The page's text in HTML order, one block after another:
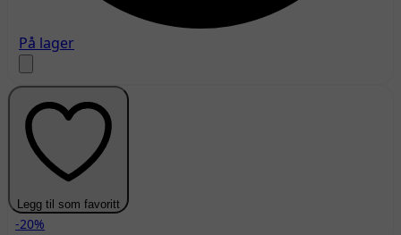
På lager
Legg til som favoritt
-20%